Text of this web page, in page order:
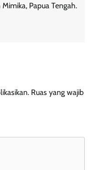
Papua Tengah.
Ruas yang wajib